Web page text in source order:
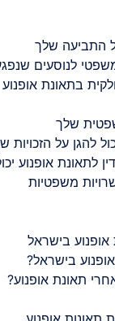
התביעה שלך
לנוסעים
בתאונת אופנוע
שלך
להגן על
לתאונת אופנוע
משפטיות
בישראל
בישראל?
תאונת אופנוע?